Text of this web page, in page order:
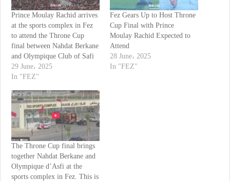
Prince Moulay Rachid arrives
at the sports complex in Fez
to attend the Throne Cup
final between Nahdat Berkane
and Olympique Club of Safi
29 June، 2025
In "FEZ"
Fez Gears Up to Host Throne
Cup Final with Prince
Moulay Rachid Expected to
Attend
28 June، 2025
In "FEZ"
The Throne Cup final brings
together Nahdat Berkane and
Olympique d’Asfi at the
sports complex in Fez. This is